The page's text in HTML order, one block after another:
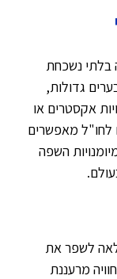
בלתי נשכחת
גדולות,
אקסטרים או
לחו"ל מאפשרים
השפה
לשפר את
מרעננת